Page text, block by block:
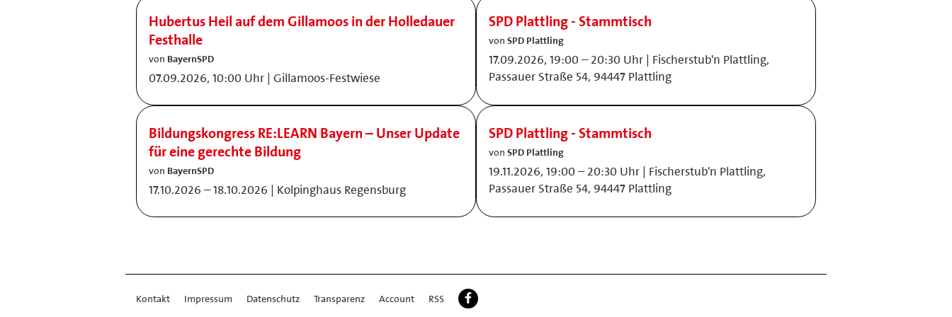
Hubertus Heil auf dem Gillamoos in der Holledauer
Festhalle
von BayernSPD
07.09.2026, 10:00 Uhr | Gillamoos-Festwiese
SPD Plattling - Stammtisch
von SPD Plattling
17.09.2026, 19:00 – 20:30 Uhr | Fischerstub'n Plattling,
Passauer Straße 54, 94447 Plattling
Bildungskongress RE:LEARN Bayern – Unser Update
für eine gerechte Bildung
von BayernSPD
17.10.2026 – 18.10.2026 | Kolpinghaus Regensburg
SPD Plattling - Stammtisch
von SPD Plattling
19.11.2026, 19:00 – 20:30 Uhr | Fischerstub'n Plattling,
Passauer Straße 54, 94447 Plattling
Kontakt Impressum Datenschutz Transparenz Account RSS